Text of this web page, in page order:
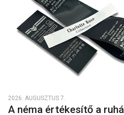
2026. AUGUSZTUS 7.
A néma értékesítő a